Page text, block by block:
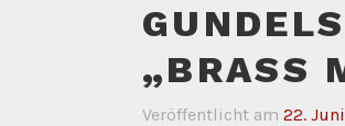
„BRASS
Veröffentlicht am 22.